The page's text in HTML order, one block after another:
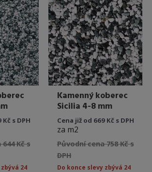
Možnosti
lze
vybrat
na
stránce
produktu
lze
vybrat
na
stránce
s DPH
Kč s
24
Kamenný koberec
Sicilia 4-8 mm
Cena již od 669 Kč s DPH
za m2
Původní cena 758 Kč s
DPH
Do konce slevy zbývá 24